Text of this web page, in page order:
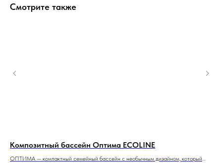
Смотрите также
Композитный бассейн Оптима ECOLINE
ОПТИМА — компактный семейный бассейн с необычным дизайном, который